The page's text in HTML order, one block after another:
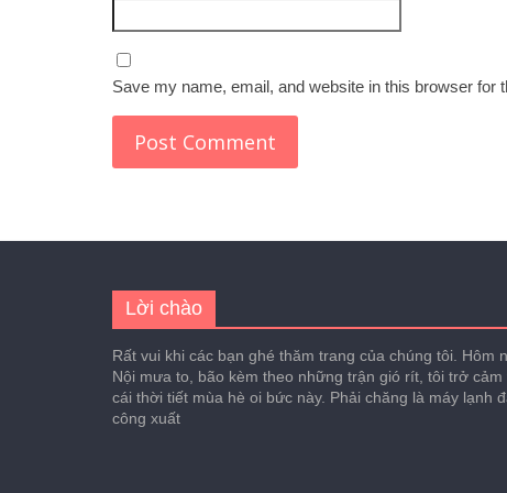
Save my name, email, and website in this browser for
Lời chào
Rất vui khi các bạn ghé thăm trang của chúng tôi. Hôm
Nội mưa to, bão kèm theo những trận gió rít, tôi trở cảm
cái thời tiết mùa hè oi bức này. Phải chăng là máy lạnh
công xuất